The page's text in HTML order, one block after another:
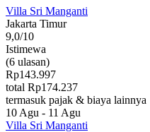
Villa Sri Manganti
Jakarta Timur
9,0/10
Istimewa
(6 ulasan)
Rp143.997
total Rp174.237
termasuk pajak & biaya lainnya
10 Agu - 11 Agu
Villa Sri Manganti